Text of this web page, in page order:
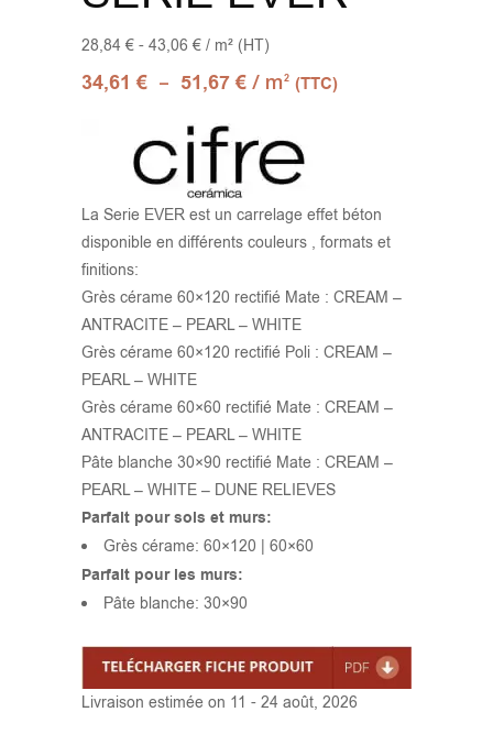
28,84 € - 43,06 € / m² (HT)
34,61€ – 51,67€ / m2 (TTC)
La Serie EVER est un carrelage effet béton
disponible en différents couleurs , formats et
finitions:
Grès cérame 60×120 rectifié Mate : CREAM –
ANTRACITE – PEARL – WHITE
Grès cérame 60×120 rectifié Poli : CREAM –
PEARL – WHITE
Grès cérame 60×60 rectifié Mate : CREAM –
ANTRACITE – PEARL – WHITE
Pâte blanche 30×90 rectifié Mate : CREAM –
PEARL – WHITE – DUNE RELIEVES
Parfait pour sols et murs:
Grès cérame: 60×120 | 60×60
Parfait pour les murs:
Pâte blanche: 30×90
Livraison estimée on 11 - 24 août, 2026